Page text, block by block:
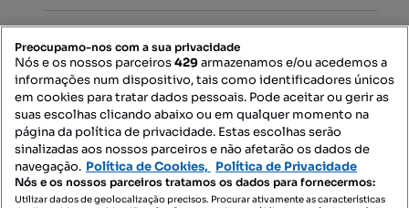
Mapa do Site
Contacte-nos
Preocupamo-nos com a sua privacidade
Nós e os nossos parceiros429armazenamos e/ou acedemos a
informações num dispositivo, tais como identificadores únicos
em cookies para tratar dados pessoais. Pode aceitar ou gerir as
suas escolhas clicando abaixo ou em qualquer momento na
página da política de privacidade. Estas escolhas serão
sinalizadas aos nossos parceiros e não afetarão os dados de
navegação. Política de Cookies, Política de Privacidade
Nós e os nossos parceiros tratamos os dados para fornecermos:
Utilizar dados de geolocalização precisos. Procurar ativamente as características